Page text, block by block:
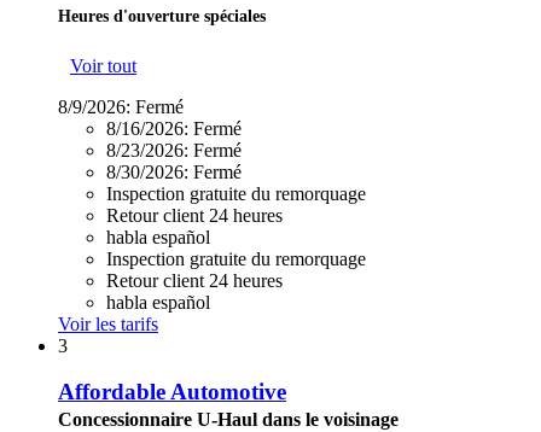
Heures d'ouverture spéciales
Voir tout
8/9/2026: Fermé
8/16/2026: Fermé
8/23/2026: Fermé
8/30/2026: Fermé
Inspection gratuite du remorquage
Retour client 24 heures
habla español
Inspection gratuite du remorquage
Retour client 24 heures
habla español
Voir les tarifs
3
Affordable Automotive
Concessionnaire U-Haul dans le voisinage